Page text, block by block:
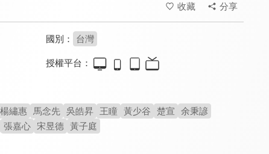
324 集 全 454 集 全 260 集
收藏 分享
國別： 台灣
授權平台：
楊繡惠 馬念先 吳皓昇 王瞳 黃少谷 楚宣
余秉諺
張嘉心 宋昱德 黃子庭